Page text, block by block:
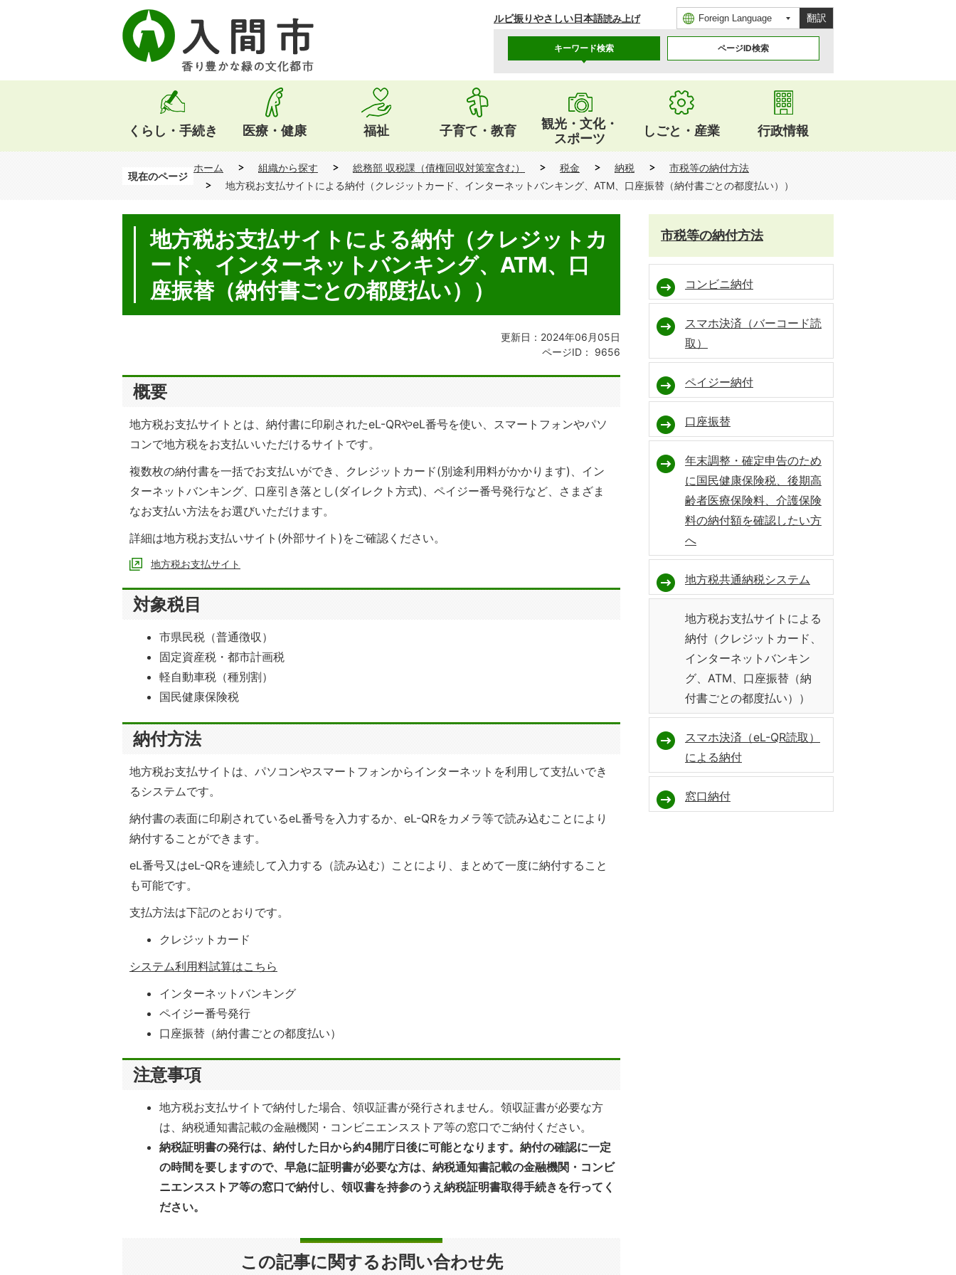
ルビ振りやさしい日本語読み上げ 翻訳
キーワード検索 ページID検索
くらし・手続き 医療・健康 福祉 子育て・教育
観光・文化・
スポーツ
しごと・産業 行政情報
現在のページ
ホーム 組織から探す 総務部 収税課（債権回収対策室含む） 税金 納税
市税等の納付方法
地方税お支払サイトによる納付（クレジットカード、インターネットバンキング、ATM、口座振替（納付書ごとの都度払い））
地方税お支払サイトによる納付（クレジットカ
ード、インターネットバンキング、ATM、口
座振替（納付書ごとの都度払い））
更新日：2024年06月05日
ページID：
9656
概要
地方税お支払サイトとは、納付書に印刷されたeL-QRやeL番号を使い、スマートフォンやパソ
コンで地方税をお支払いいただけるサイトです。
複数枚の納付書を一括でお支払いができ、クレジットカード(別途利用料がかかります)、イン
ターネットバンキング、口座引き落とし(ダイレクト方式)、ペイジー番号発行など、さまざま
なお支払い方法をお選びいただけます。
詳細は地方税お支払いサイト(外部サイト)をご確認ください。
地方税お支払サイト
対象税目
市県民税（普通徴収）
固定資産税・都市計画税
軽自動車税（種別割）
国民健康保険税
納付方法
地方税お支払サイトは、パソコンやスマートフォンからインターネットを利用して支払いでき
るシステムです。
納付書の表面に印刷されているeL番号を入力するか、eL-QRをカメラ等で読み込むことにより
納付することができます。
eL番号又はeL-QRを連続して入力する（読み込む）ことにより、まとめて一度に納付すること
も可能です。
支払方法は下記のとおりです。
クレジットカード
システム利用料試算はこちら
インターネットバンキング
ペイジー番号発行
口座振替（納付書ごとの都度払い）
注意事項
地方税お支払サイトで納付した場合、領収証書が発行されません。領収証書が必要な方
は、納税通知書記載の金融機関・コンビニエンスストア等の窓口でご納付ください。
納税証明書の発行は、納付した日から約4開庁日後に可能となります。納付の確認に一定
の時間を要しますので、早急に証明書が必要な方は、納税通知書記載の金融機関・コンビ
ニエンスストア等の窓口で納付し、領収書を持参のうえ納税証明書取得手続きを行ってく
ださい。
この記事に関するお問い合わせ先
市税等の納付方法
コンビニ納付
スマホ決済（バーコード読
取）
ペイジー納付
口座振替
年末調整・確定申告のため
に国民健康保険税、後期高
齢者医療保険料、介護保険
料の納付額を確認したい方
へ
地方税共通納税システム
地方税お支払サイトによる
納付（クレジットカード、
インターネットバンキン
グ、ATM、口座振替（納
付書ごとの都度払い））
スマホ決済（eL-QR読取）
による納付
窓口納付